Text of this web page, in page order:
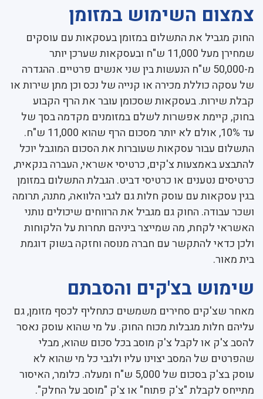
צמצום השימוש במזומן
החוק מגביל את התשלום במזומן בעסקאות עם עוסקים
שמחירן מעל 11,000 ש"ח ובעסקאות שערכן יותר
מ-50,000 ש"ח הנעשות בין שני אנשים פרטיים. ההגדרה
של עסקה כוללת מכירה או קנייה של נכס וכן מתן שירות או
קבלת שירות. בעסקאות שסכומן עובר את הרף הקבוע
בחוק, קיימת אפשרות לשלם במזומנים מקדמה בסך של
עד 10%, אולם לא יותר מסכום הרף שהוא 11,000 ש"ח.
התשלום עבור עסקאות שעוברות את הסכום המוגבל יוכל
להתבצע באמצעות צ'קים, כרטיסי אשראי, העברה בנקאית,
כרטיסים נטענים או כרטיסי דביט. הגבלת התשלום במזומן
בגין עסקאות עם עוסק חלות גם לגבי הלוואה, מתנה, תרומה
ושכר עבודה. החוק גם מגביל את הרווחים שיכולים נותני
האשראי לקחת, מה שמייצר ביניהם תחרות על הלקוחות
ולכן כדאי להתקשר עם חברה מנוסה וחזקה בשוק דוגמת
בית מאור.
שימוש בצ'קים והסבתם
מאחר שצ'קים סחירים משמשים כתחליף לכסף מזומן, גם
עליהם חלות מגבלות מכוח החוק. על מי שהוא עוסק נאסר
להסב צ'ק או לקבל צ'ק מוסב בכל סכום שהוא, מבלי
שהפרטים של המסב יצוינו עליו ולגבי כל מי שהוא לא
עוסק בצ'ק בסכום של 5,000 ש"ח ומעלה. כלומר, האיסור
מתייחס לקבלת "צ'ק פתוח" או צ'ק "מוסב על החלק".